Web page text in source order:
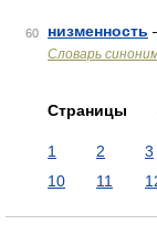
60 низменность
Словарь
Страницы
1 2 3
10
11